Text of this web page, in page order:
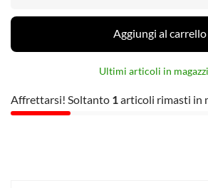
Aggiungi al carrello
Ultimi articoli in
Affrettarsi! Soltanto 1 articoli rimasti in